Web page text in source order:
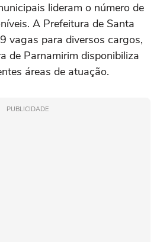
lideram o número de
A Prefeitura de Santa
vagas para diversos cargos,
de Parnamirim disponibiliza
áreas de atuação.
PUBLICIDADE